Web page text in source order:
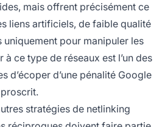
mais offrent précisément ce
liens artificiels, de faible qualité
pour manipuler les
ce type de réseaux est l’un des
d’écoper d’une pénalité Google
stratégies de netlinking